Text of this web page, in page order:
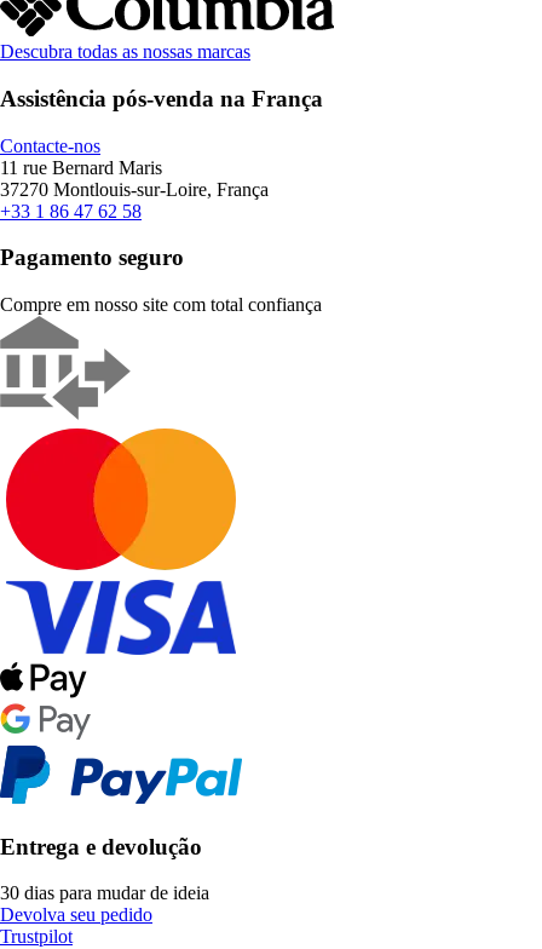
Descubra todas as nossas marcas
Assistência pós-venda na França
Contacte-nos
11 rue Bernard Maris
37270 Montlouis-sur-Loire, França
+33 1 86 47 62 58
Pagamento seguro
Compre em nosso site com total confiança
Entrega e devolução
30 dias para mudar de ideia
Devolva seu pedido
Trustpilot